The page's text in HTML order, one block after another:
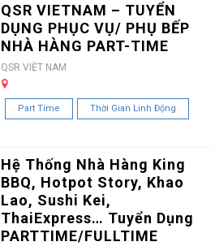
QSR VIETNAM – TUYỂN
DỤNG PHỤC VỤ/ PHỤ BẾP
NHÀ HÀNG PART-TIME
QSR VIỆT NAM
Part Time Thời Gian Linh Động
Hệ Thống Nhà Hàng King
BBQ, Hotpot Story, Khao
Lao, Sushi Kei,
ThaiExpress… Tuyển Dụng
PARTTIME/FULLTIME